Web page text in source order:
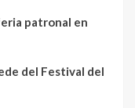
patronal en
del Festival del